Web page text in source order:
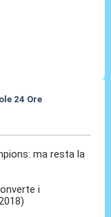
24 Ore
ma resta la
i